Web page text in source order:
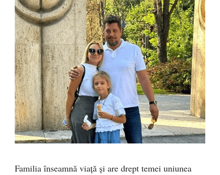
Familia înseamnă viață și are drept temei uniunea